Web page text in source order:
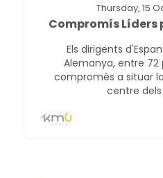
Thursday, 15
Compromís Líders
Els dirigents
Alemanya, entre 72
compromès a situar
centre dels